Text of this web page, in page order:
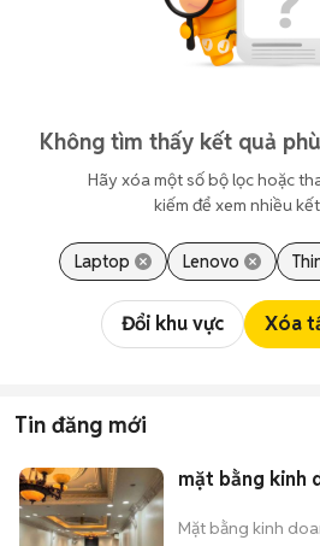
Không tìm thấy kết quả
Hãy xóa một số bộ lọc hoặc
kiếm để xem nhiều
Laptop Lenovo
Đổi khu vực Xóa
Tin đăng mới
mặt bằng kinh
Mặt bằng kinh